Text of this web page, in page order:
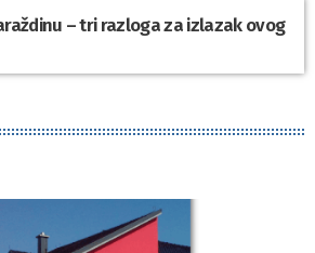
– tri razloga za izlazak ovog